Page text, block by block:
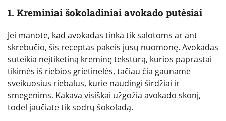
1. Kreminiai šokoladiniai avokado putėsiai
Jei manote, kad avokadas tinka tik salotoms ar ant
skrebučio, šis receptas pakeis jūsų nuomonę. Avokadas
suteikia neįtikėtiną kreminę tekstūrą, kurios paprastai
tikimės iš riebios grietinėlės, tačiau čia gauname
sveikuosius riebalus, kurie naudingi širdžiai ir
smegenims. Kakava visiškai užgožia avokado skonį,
todėl jaučiate tik sodrų šokoladą.